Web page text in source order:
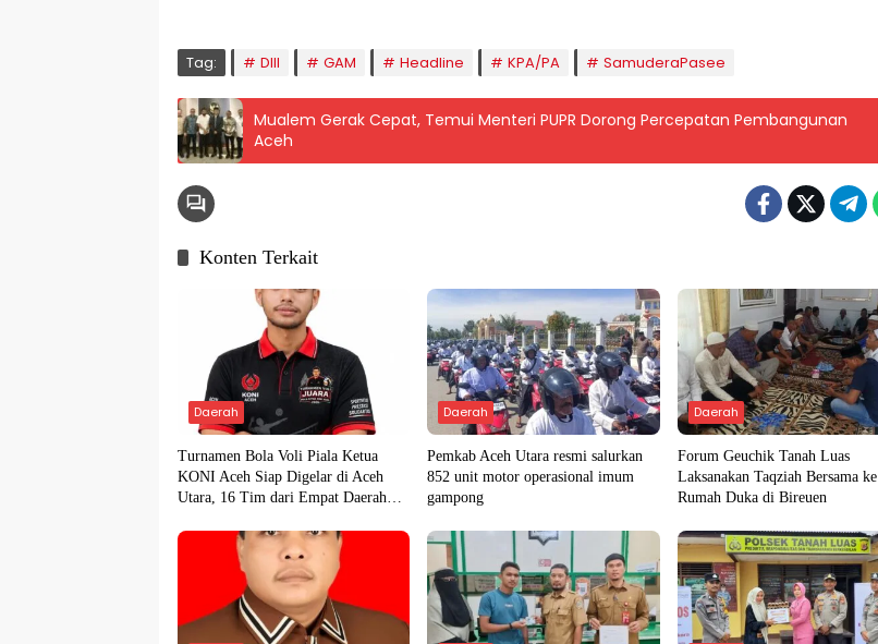
Tag: DIII GAM Headline KPA/PA SamuderaPasee
Mualem Gerak Cepat, Temui Menteri PUPR Dorong Percepatan Pembangunan
Aceh
Konten Terkait
Daerah
Turnamen Bola Voli Piala Ketua
KONI Aceh Siap Digelar di Aceh
Utara, 16 Tim dari Empat Daerah
Daerah
Pemkab Aceh Utara resmi salurkan
852 unit motor operasional imum
gampong
Daerah
Forum Geuchik Tanah Luas
Laksanakan Taqziah Bersama ke
Rumah Duka di Bireuen